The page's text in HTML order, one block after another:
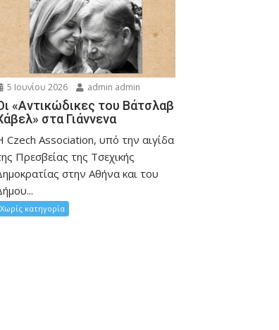
5 Ιουνίου 2026 admin admin
«Αντικώδικες του Βάτσλαβ
στα Γιάννενα
Czech Association, υπό την αιγίδα
Πρεσβείας της Τσεχικής
στην Αθήνα και του
Χωρίς κατηγορία